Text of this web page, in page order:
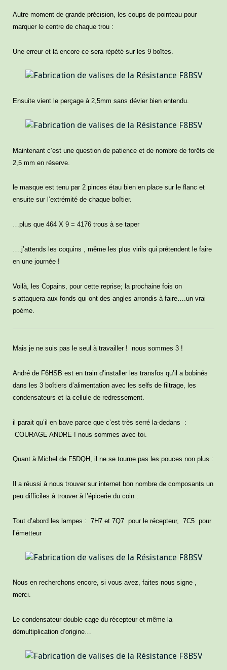
Autre moment de grande précision, les coups de pointeau pour
marquer le centre de chaque trou :
Une erreur et là encore ce sera répété sur les 9 boîtes.
Ensuite vient le perçage à 2,5mm sans dévier bien entendu.
Maintenant c’est une question de patience et de nombre de forêts de
2,5 mm en réserve.
le masque est tenu par 2 pinces étau bien en place sur le flanc et
ensuite sur l’extrémité de chaque boîtier.
…plus que 464 X 9 = 4176 trous à se taper
….j’attends les coquins , même les plus virils qui prétendent le faire
en une journée !
Voilà, les Copains, pour cette reprise; la prochaine fois on
s’attaquera aux fonds qui ont des angles arrondis à faire….un vrai
poème.
Mais je ne suis pas le seul à travailler ! nous sommes 3 !
André de F6HSB est en train d’installer les transfos qu’il a bobinés
dans les 3 boîtiers d’alimentation avec les selfs de filtrage, les
condensateurs et la cellule de redressement.
il parait qu’il en bave parce que c’est très serré la-dedans :
COURAGE ANDRE ! nous sommes avec toi.
Quant à Michel de F5DQH, il ne se tourne pas les pouces non plus :
Il a réussi à nous trouver sur internet bon nombre de composants un
peu difficiles à trouver à l’épicerie du coin :
Tout d’abord les lampes : 7H7 et 7Q7 pour le récepteur, 7C5 pour
l’émetteur
Nous en recherchons encore, si vous avez, faites nous signe ,
merci.
Le condensateur double cage du récepteur et même la
démultiplication d’origine…